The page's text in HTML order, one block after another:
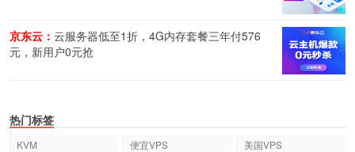
京东云： 云服务器低至1折，4G内存套餐三年付576
元，新用户0元抢
热门标签
KVM 便宜VPS
美国VPS